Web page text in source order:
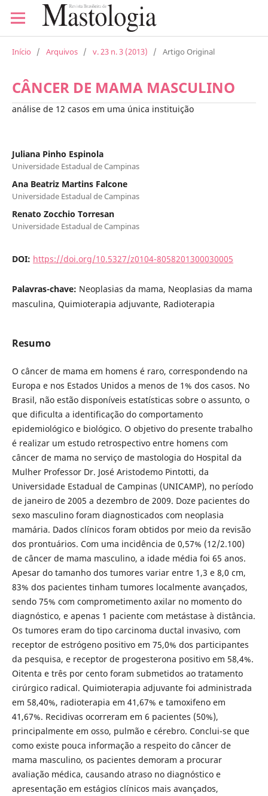
Início / Arquivos / v. 23 n. 3 (2013) / Artigo Original
CÂNCER DE MAMA MASCULINO
análise de 12 casos em uma única instituição
Juliana Pinho Espinola
Universidade Estadual de Campinas
Ana Beatriz Martins Falcone
Universidade Estadual de Campinas
Renato Zocchio Torresan
Universidade Estadual de Campinas
DOI: https://doi.org/10.5327/z0104-8058201300030005
Palavras-chave: Neoplasias da mama, Neoplasias da mama
masculina, Quimioterapia adjuvante, Radioterapia
Resumo
O câncer de mama em homens é raro, correspondendo na
Europa e nos Estados Unidos a menos de 1% dos casos. No
Brasil, não estão disponíveis estatísticas sobre o assunto, o
que dificulta a identificação do comportamento
epidemiológico e biológico. O objetivo do presente trabalho
é realizar um estudo retrospectivo entre homens com
câncer de mama no serviço de mastologia do Hospital da
Mulher Professor Dr. José Aristodemo Pintotti, da
Universidade Estadual de Campinas (UNICAMP), no período
de janeiro de 2005 a dezembro de 2009. Doze pacientes do
sexo masculino foram diagnosticados com neoplasia
mamária. Dados clínicos foram obtidos por meio da revisão
dos prontuários. Com uma incidência de 0,57% (12/2.100)
de câncer de mama masculino, a idade média foi 65 anos.
Apesar do tamanho dos tumores variar entre 1,3 e 8,0 cm,
83% dos pacientes tinham tumores localmente avançados,
sendo 75% com comprometimento axilar no momento do
diagnóstico, e apenas 1 paciente com metástase à distância.
Os tumores eram do tipo carcinoma ductal invasivo, com
receptor de estrógeno positivo em 75,0% dos participantes
da pesquisa, e receptor de progesterona positivo em 58,4%.
Oitenta e três por cento foram submetidos ao tratamento
cirúrgico radical. Quimioterapia adjuvante foi administrada
em 58,40%, radioterapia em 41,67% e tamoxifeno em
41,67%. Recidivas ocorreram em 6 pacientes (50%),
principalmente em osso, pulmão e cérebro. Conclui-se que
como existe pouca informação a respeito do câncer de
mama masculino, os pacientes demoram a procurar
avaliação médica, causando atraso no diagnóstico e
apresentação em estágios clínicos mais avançados,